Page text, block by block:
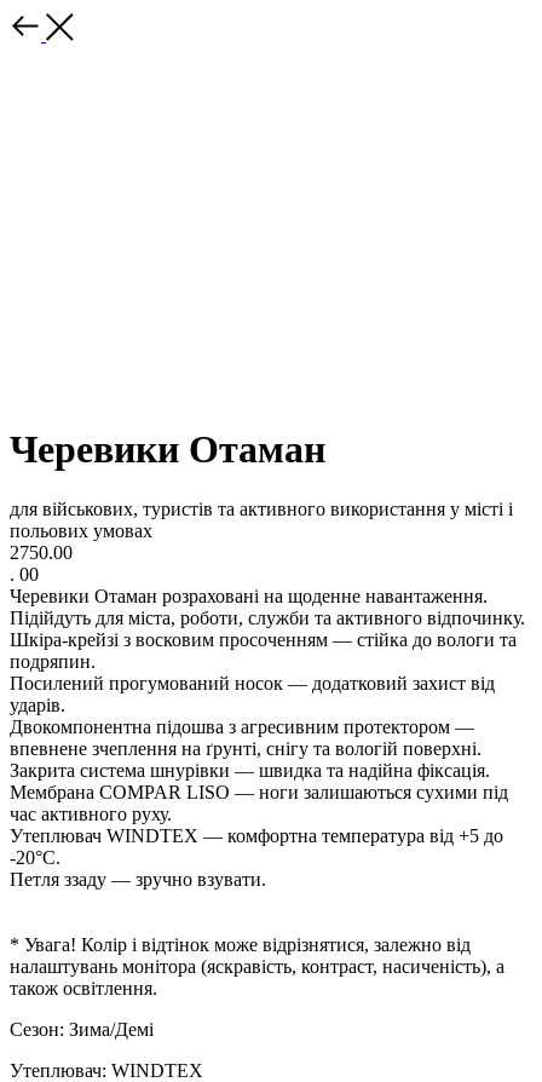
Черевики Отаман
для військових, туристів та активного використання у місті і
польових умовах
2750.00
. 00
Черевики Отаман розраховані на щоденне навантаження.
Підійдуть для міста, роботи, служби та активного відпочинку.
Шкіра-крейзі з восковим просоченням — стійка до вологи та
подряпин.
Посилений прогумований носок — додатковий захист від
ударів.
Двокомпонентна підошва з агресивним протектором —
впевнене зчеплення на ґрунті, снігу та вологій поверхні.
Закрита система шнурівки — швидка та надійна фіксація.
Мембрана COMPAR LISO — ноги залишаються сухими під
час активного руху.
Утеплювач WINDTEX — комфортна температура від +5 до
-20°C.
Петля ззаду — зручно взувати.
* Увага! Колір і відтінок може відрізнятися, залежно від
налаштувань монітора (яскравість, контраст, насиченість), а
також освітлення.
Сезон: Зима/Демі
Утеплювач: WINDTEX